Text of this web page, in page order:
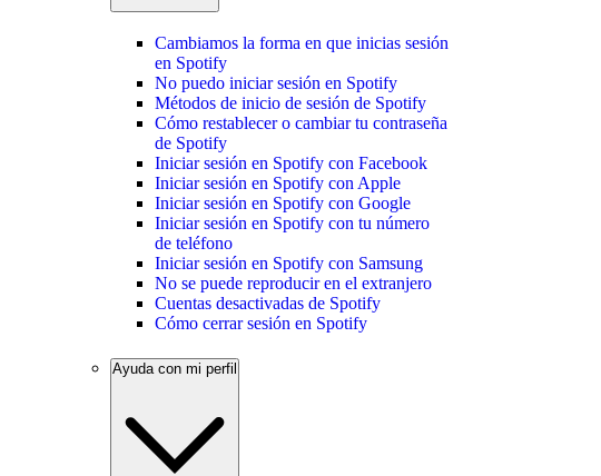
Cambiamos la forma en que inicias sesión
en Spotify
No puedo iniciar sesión en Spotify
Métodos de inicio de sesión de Spotify
Cómo restablecer o cambiar tu contraseña
de Spotify
Iniciar sesión en Spotify con Facebook
Iniciar sesión en Spotify con Apple
Iniciar sesión en Spotify con Google
Iniciar sesión en Spotify con tu número
de teléfono
Iniciar sesión en Spotify con Samsung
No se puede reproducir en el extranjero
Cuentas desactivadas de Spotify
Cómo cerrar sesión en Spotify
Ayuda con mi perfil